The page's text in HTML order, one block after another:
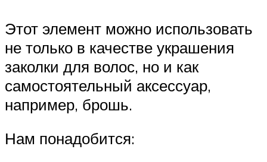
Этот элемент можно использовать
не только в качестве украшения
заколки для волос, но и как
самостоятельный аксессуар,
например, брошь.
Нам понадобится: